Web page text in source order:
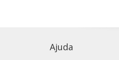
Ajuda